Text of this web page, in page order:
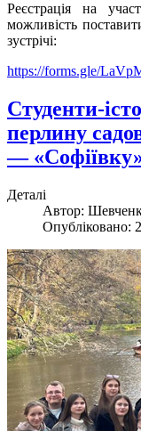
Реєстрація на
можливість
зустрічі:
https://forms.gle/
Студенти-
перлину
—
Деталі
Автор:
Опубліковано: